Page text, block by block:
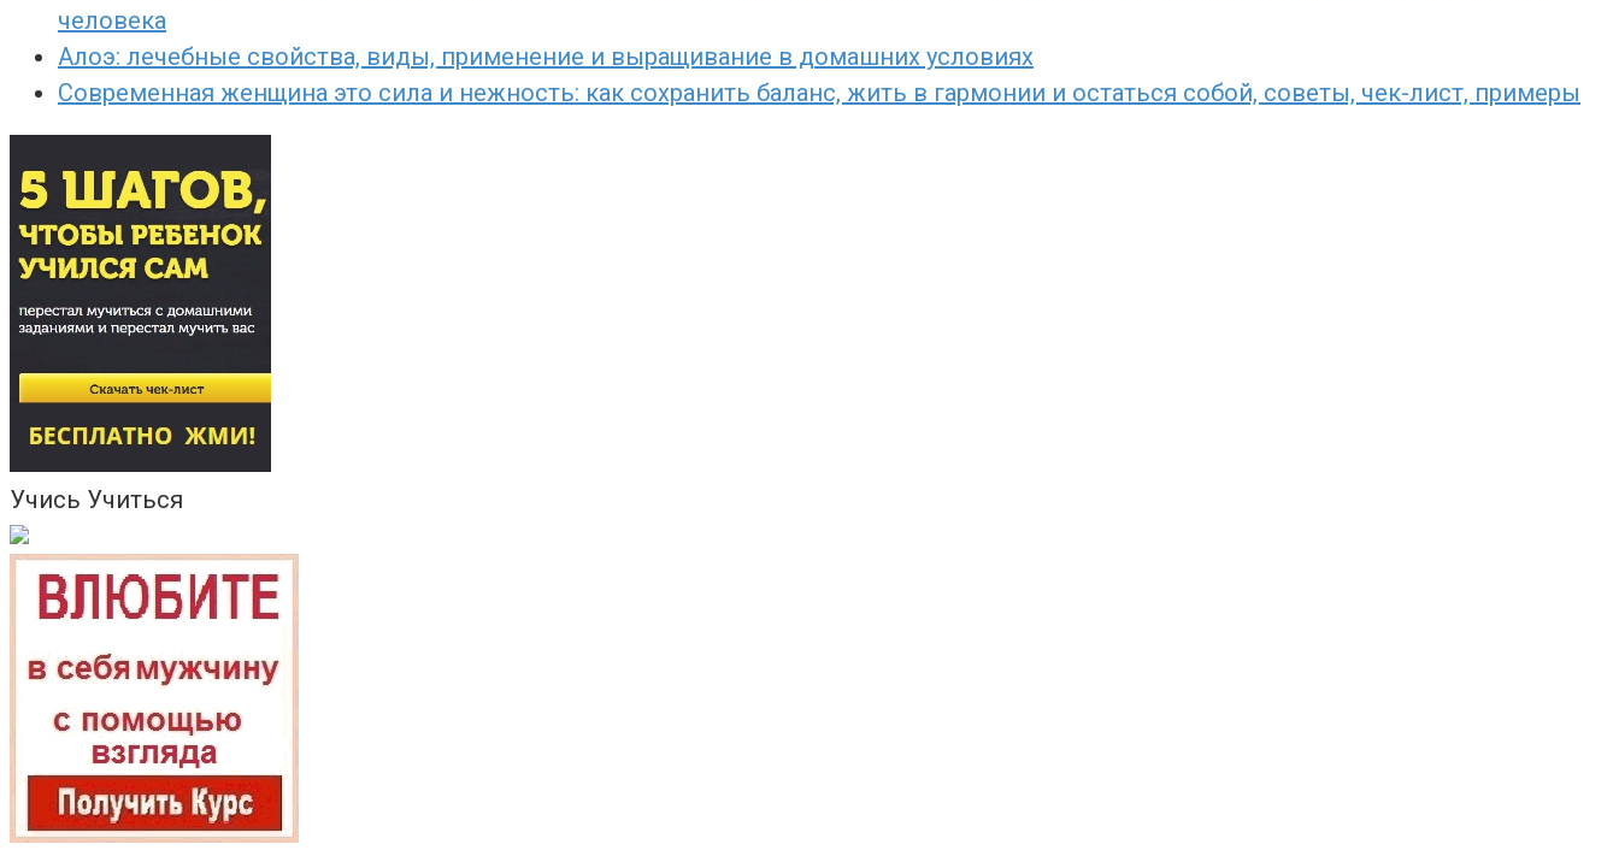
человека
Алоэ: лечебные свойства, виды, применение и выращивание в домашних условиях
Современная женщина это сила и нежность: как сохранить баланс, жить в гармонии и остаться собой, советы, чек-лист, примеры
Учись Учиться